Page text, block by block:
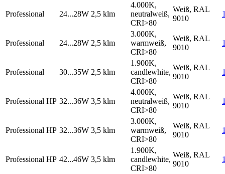
Professional 24...28W 2,5 klm
4.000K,
neutralweiß,
CRI>80
Weiß, RAL
9010
Professional 24...28W 2,5 klm
3.000K,
warmweiß,
CRI>80
Weiß, RAL
9010
Professional 30...35W 2,5 klm
1.900K,
candlewhite,
CRI>80
Weiß, RAL
9010
Professional HP 32...36W 3,5 klm
4.000K,
neutralweiß,
CRI>80
Weiß, RAL
9010
Professional HP 32...36W 3,5 klm
3.000K,
warmweiß,
CRI>80
Weiß, RAL
9010
Professional HP 42...46W 3,5 klm
1.900K,
candlewhite,
CRI>80
Weiß, RAL
9010